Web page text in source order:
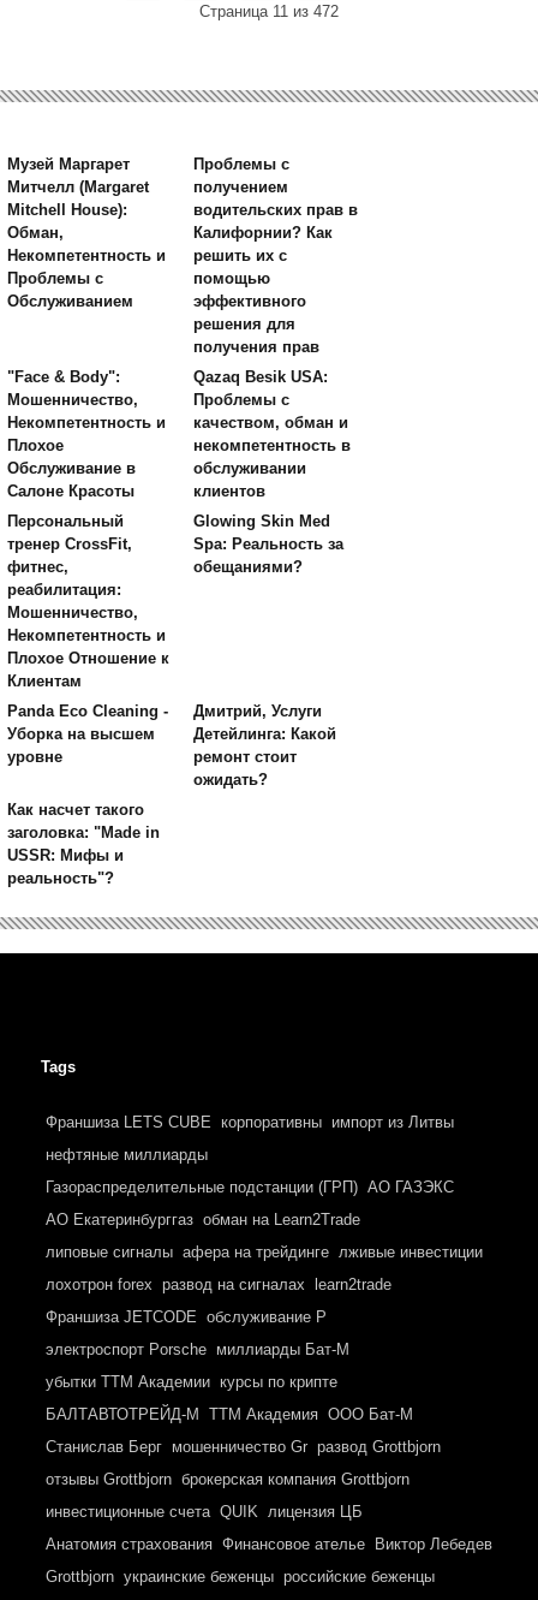
Страница 11 из 472
Музей Маргарет
Митчелл (Margaret
Mitchell House):
Обман,
Некомпетентность и
Проблемы с
Обслуживанием
Проблемы с
получением
водительских прав в
Калифорнии? Как
решить их с
помощью
эффективного
решения для
получения прав
"Face & Body":
Мошенничество,
Некомпетентность и
Плохое
Обслуживание в
Салоне Красоты
Qazaq Besik USA:
Проблемы с
качеством, обман и
некомпетентность в
обслуживании
клиентов
Персональный
тренер CrossFit,
фитнес,
реабилитация:
Мошенничество,
Некомпетентность и
Плохое Отношение к
Клиентам
Glowing Skin Med
Spa: Реальность за
обещаниями?
Panda Eco Cleaning -
Уборка на высшем
уровне
Дмитрий, Услуги
Детейлинга: Какой
ремонт стоит
ожидать?
Как насчет такого
заголовка: "Made in
USSR: Мифы и
реальность"?
Tags
Франшиза LETS CUBE корпоративны
импорт из Литвы
нефтяные миллиарды
Газораспределительные подстанции (ГРП) АО ГАЗЭКС
АО Екатеринбурггаз обман на Learn2Trade
липовые сигналы афера на трейдинге
лживые инвестиции
лохотрон forex развод на сигналах learn2trade
Франшиза JETCODE обслуживание P
электроспорт Porsche
миллиарды Бат-М
убытки ТТМ Академии курсы по крипте
БАЛТАВТОТРЕЙД-М ТТМ Академия ООО Бат-М
Станислав Берг
мошенничество Gr развод Grottbjorn
отзывы Grottbjorn брокерская компания Grottbjorn
инвестиционные счета QUIK
лицензия ЦБ
Анатомия страхования Финансовое ателье
Виктор Лебедев
Grottbjorn украинские беженцы российские беженцы